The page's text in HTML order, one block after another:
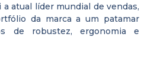
atual líder mundial de vendas,
da marca a um patamar
de robustez, ergonomia e